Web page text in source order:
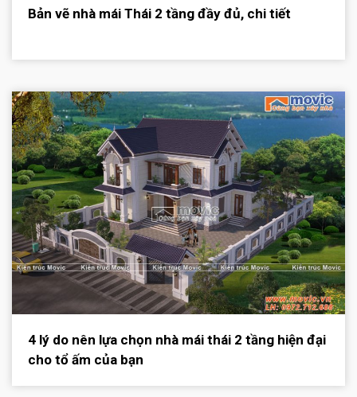
Bản vẽ nhà mái Thái 2 tầng đầy đủ, chi tiết
4 lý do nên lựa chọn nhà mái thái 2 tầng hiện đại
cho tổ ấm của bạn